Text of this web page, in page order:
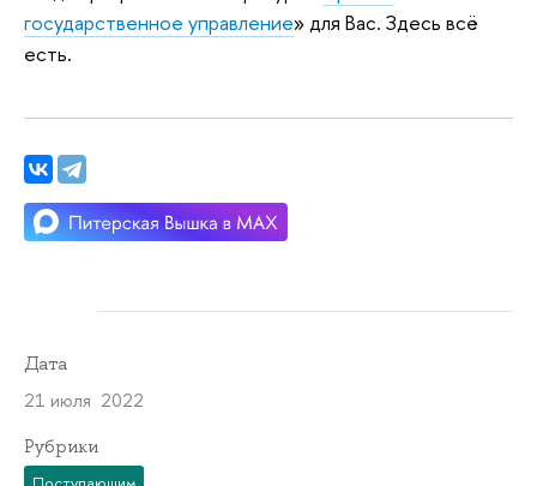
государственное управление» для Вас. Здесь всё
есть.
Дата
21 июля 2022
Рубрики